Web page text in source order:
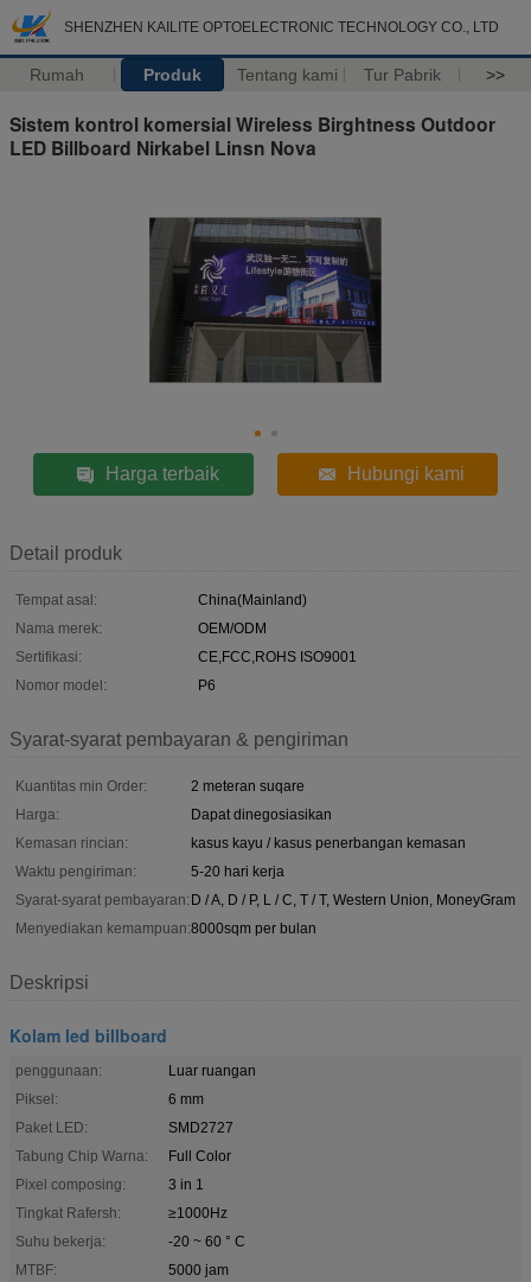
SHENZHEN KAILITE OPTOELECTRONIC TECHNOLOGY CO., LTD
Rumah Produk Tentang kami Tur Pabrik >>
Sistem kontrol komersial Wireless Birghtness Outdoor
LED Billboard Nirkabel Linsn Nova
Harga terbaik Hubungi kami
Detail produk
Tempat asal:
China(Mainland)
Nama merek:
OEM/ODM
Sertifikasi:
CE,FCC,ROHS ISO9001
Nomor model:
P6
Syarat-syarat pembayaran & pengiriman
Kuantitas min Order:
2 meteran suqare
Harga:
Dapat dinegosiasikan
Kemasan rincian:
kasus kayu / kasus penerbangan kemasan
Waktu pengiriman:
5-20 hari kerja
Syarat-syarat pembayaran: D / A, D / P, L / C, T / T, Western Union, MoneyGram
Menyediakan kemampuan:8000sqm per bulan
Deskripsi
Kolam led billboard
penggunaan:
Luar ruangan
Piksel:
6 mm
Paket LED:
SMD2727
Tabung Chip Warna:
Full Color
Pixel composing:
3 in 1
Tingkat Rafersh:
≥1000Hz
Suhu bekerja:
-20 ~ 60 ° C
MTBF:
5000 jam